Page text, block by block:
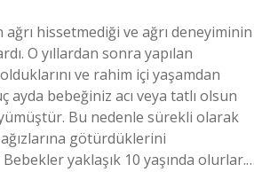
hissetmediği ve ağrı deneyiminin
O yıllardan sonra yapılan
ve rahim içi yaşamdan
ayda bebeğiniz acı veya tatlı olsun
Bu nedenle sürekli olarak
götürdüklerini
yaklaşık 10 yaşında olurlar.…